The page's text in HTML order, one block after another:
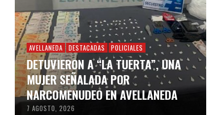
AVELLANEDA DESTACADAS POLICIALES
DETUVIERON A “LA TUERTA”, UNA
MUJER SEÑALADA POR
NARCOMENUDEO EN AVELLANEDA
7 AGOSTO, 2026